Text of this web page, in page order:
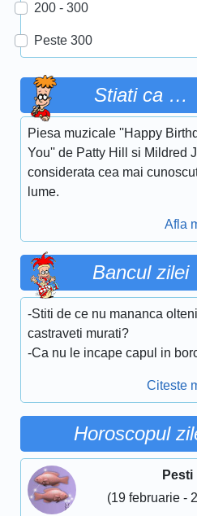
200 - 300
Peste 300
Stiati ca …
Piesa muzicale ''Happy
You'' de Patty Hill si Mildred
considerata cea mai
lume.
Afla
Bancul zilei
-Stiti de ce nu mananca
castraveti murati?
-Ca nu le incape capul in
Citeste
Horoscopul
Pesti
(19 februarie -